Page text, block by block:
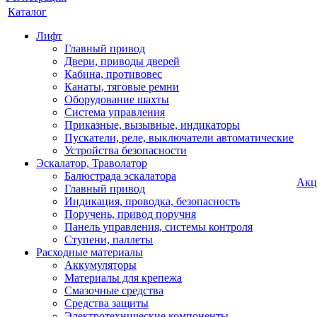
Каталог
Лифт
Главный привод
Двери, приводы дверей
Кабина, противовес
Канаты, тяговые ремни
Оборудование шахты
Система управления
Приказные, вызывные, индикаторы
Пускатели, реле, выключатели автоматические
Устройства безопасности
Эскалатор, Траволатор
Балюстрада эскалатора
Главный привод
Индикация, проводка, безопасность
Поручень, привод поручня
Панель управления, системы контроля
Ступени, паллеты
Расходные материалы
Аккумуляторы
Материалы для крепежа
Смазочные средства
Средства защиты